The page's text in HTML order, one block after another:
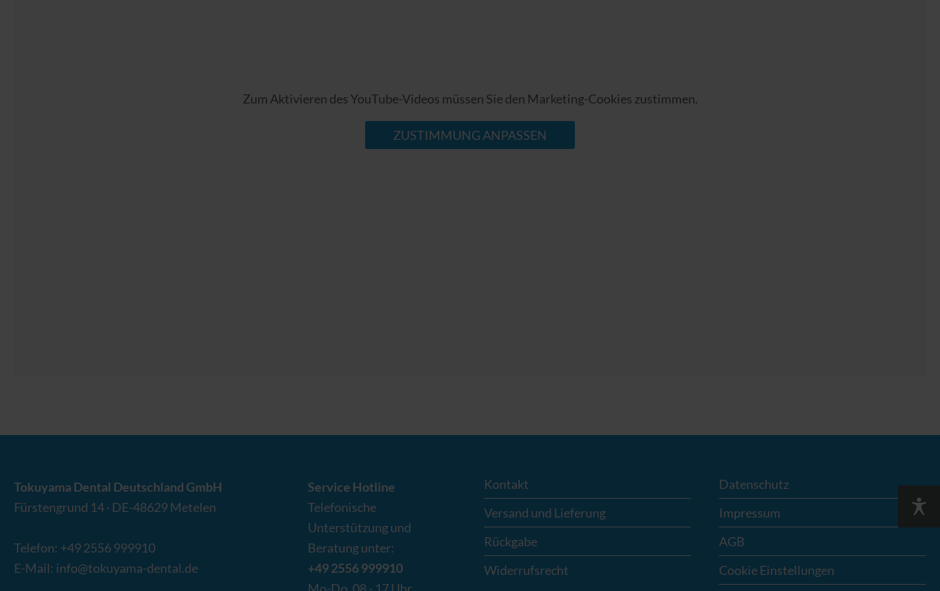
Zum Aktivieren des YouTube-Videos müssen Sie den Marketing-Cookies zustimmen.
ZUSTIMMUNG ANPASSEN
Tokuyama Dental Deutschland GmbH
Fürstengrund 14· DE-48629Metelen
Telefon: +49 2556 999910
E-Mail: info@tokuyama-dental.de
Service Hotline
Telefonische
Unterstützung und
Beratung unter:
+49 2556 999910
Kontakt
Versand und Lieferung
Rückgabe
Widerrufsrecht
Datenschutz
Impressum
AGB
Cookie Einstellungen